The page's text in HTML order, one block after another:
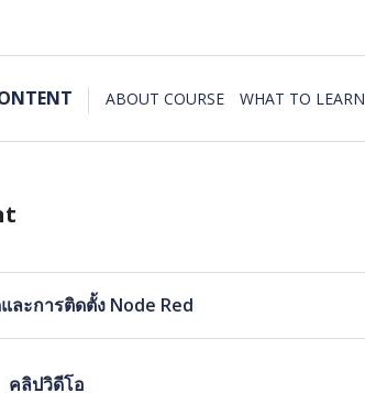
ABOUT COURSE WHAT TO LEARN
ละการติดตั้ง Node Red
คลิปวิดีโอ